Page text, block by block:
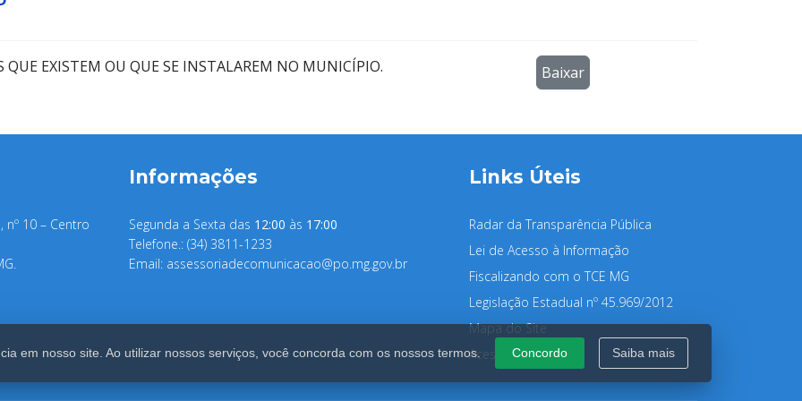
Baixar
QUE EXISTEM OU QUE SE INSTALAREM NO MUNICÍ­PIO.
nº 10 – Centro
Informações
Segunda a Sexta das 12:00 às 17:00
Telefone.: (34) 3811-1233
Email: assessoriadecomunicacao@po.mg.gov.br
Links Úteis
Radar da Transparência Pública
Lei de Acesso à Informação
Fiscalizando com o TCE MG
Legislação Estadual nº 45.969/2012
Mapa do Site
Acessibilidade
em nosso site. Ao utilizar nossos serviços, você concorda com os nossos termos. Concordo Saiba mais